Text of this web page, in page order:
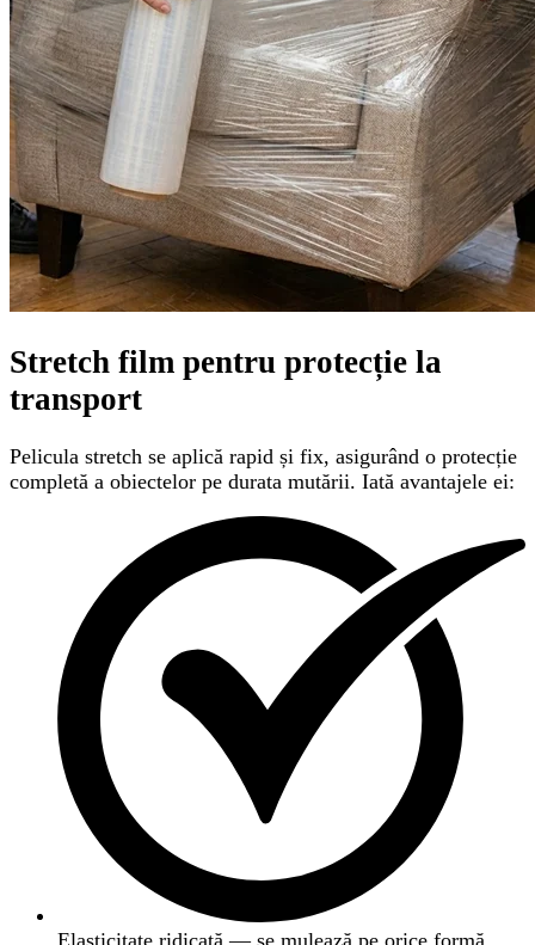
Stretch film pentru protecție la
transport
Pelicula stretch se aplică rapid și fix, asigurând o protecție
completă a obiectelor pe durata mutării. Iată avantajele ei: